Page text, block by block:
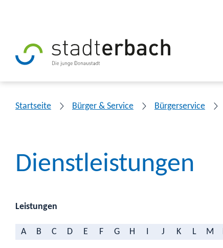
Startseite Bürger & Service Bürgerservice
Dienstleistungen
Leistungen
A B C D E F G H J K L M